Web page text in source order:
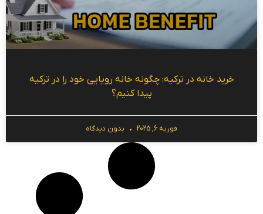
خرید خانه در ترکیه: چگونه خانه رویایی خود را در ترکیه
پیدا کنیم؟
فوریه 6, 2025 بدون دیدگاه